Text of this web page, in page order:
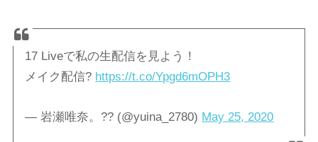
17 Liveで私の生配信を見よう！
メイク配信? https://t.co/Ypgd6mOPH3
— 岩瀬唯奈。?? (@yuina_2780) May 25, 2020